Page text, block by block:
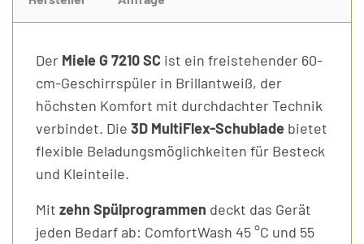
Der Miele G 7210 SC ist ein freistehender 60-
cm-Geschirrspüler in Brillantweiß, der
höchsten Komfort mit durchdachter Technik
verbindet. Die 3D MultiFlex-Schublade bietet
flexible Beladungsmöglichkeiten für Besteck
und Kleinteile.
Mit zehn Spülprogrammen deckt das Gerät
jeden Bedarf ab: ComfortWash 45 °C und 55